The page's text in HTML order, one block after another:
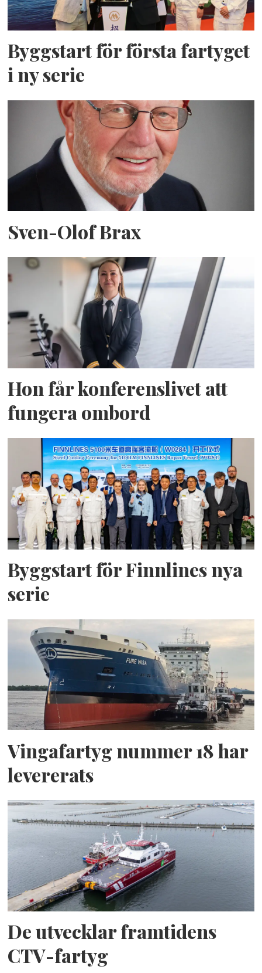
Byggstart för första fartyget
i ny serie
Sven-Olof Brax
Hon får konferenslivet att
fungera ombord
Byggstart för Finnlines nya
serie
Vingafartyg nummer 18 har
levererats
De utvecklar framtidens
CTV-fartyg